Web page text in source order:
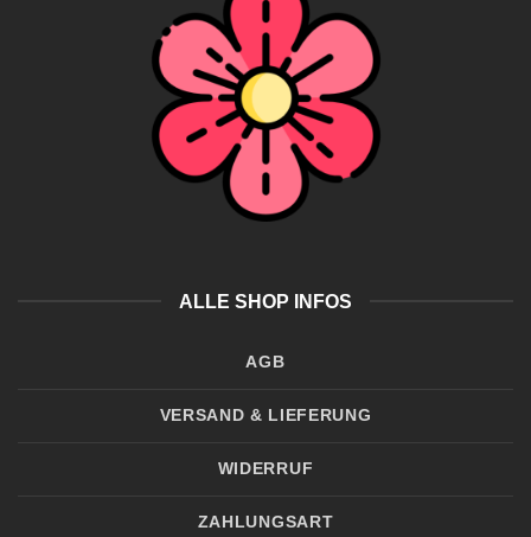
ALLE SHOP INFOS
AGB
VERSAND & LIEFERUNG
WIDERRUF
ZAHLUNGSART